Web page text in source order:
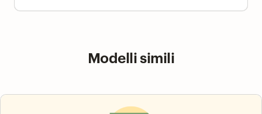
Modelli simili